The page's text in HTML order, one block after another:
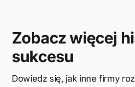
Zobacz więcej
sukcesu
Dowiedz się, jak inne firmy